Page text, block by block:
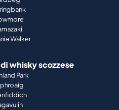
Walker
whisky scozzese
Park